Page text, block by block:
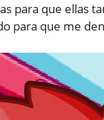
para que ellas
para que me